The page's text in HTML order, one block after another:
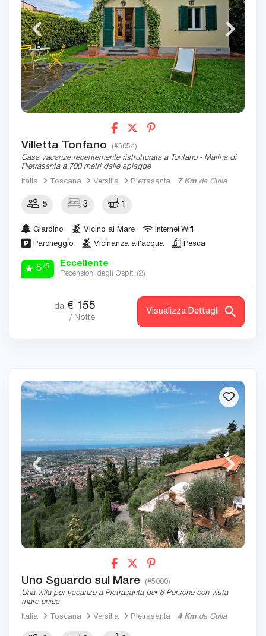
Villetta Tonfano (#5054)
Casa vacanze recentemente ristrutturata a Tonfano - Marina di
Pietrasanta a 700 metri dalle spiagge
Italia
Toscana Versilia Pietrasanta 7 Km da Culla
5 3 1
Giardino Vicino al Mare
Internet Wifi
Parcheggio
Vicinanza all'acqua Pesca
5/5 Eccellente
Recensioni degli Ospiti (2)
da € 155
/ Notte
Visualizza Dettagli
Uno Sguardo sul Mare (#5000)
Una villa per vacanze a Pietrasanta per 6 Persone con vista
mare unica
Italia
Toscana Versilia Pietrasanta 4 Km da Culla